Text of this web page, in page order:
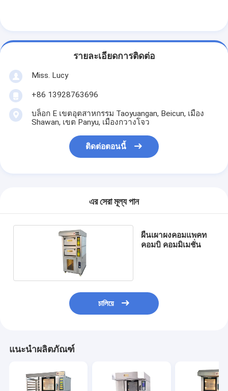
เตาอบแบบแร็ค
เตาอบขนมพาณิชย์
เตาอบความร้อนหมุนเวียน
เตาอบแบบผสม
บลาสท์ชิลเลอร์
เครื่องทำน้ำแข็ง
รายละเอียดการติดต่อ
Miss. Lucy
+86 13928763696
บล็อก E เขตอุตสาหกรรม Taoyuangan, Beicun, เมือง
Shawan, เขต Panyu, เมืองกวางโจว
ติดต่อตอนนี้
এর সেরা মূল্য পান
ผืนเผาผงคอมแพคท
คอมบิ คอมมิเมชั่น
চালিয়ে
แนะนำผลิตภัณฑ์